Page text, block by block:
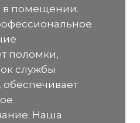
в помещении.
поломки,
службы
Наша